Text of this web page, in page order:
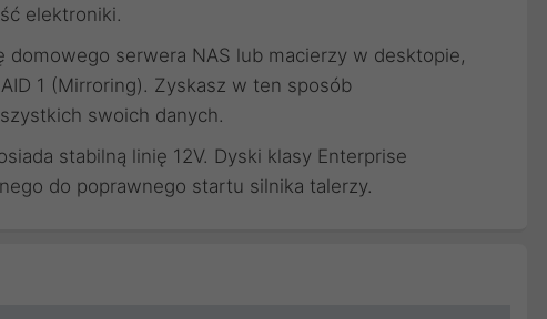
elektroniki.
domowego serwera NAS lub macierzy w desktopie,
1 (Mirroring). Zyskasz w ten sposób
swoich danych.
stabilną linię 12V. Dyski klasy Enterprise
do poprawnego startu silnika talerzy.